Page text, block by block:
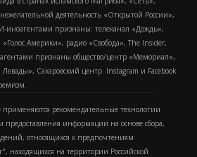
деятельность «Открытой России»,
иноагентами признаны: телеканал «Дождь»,
Америки», радио «Свобода», The Insider,
признаны общество/центр «Мемориал»,
Сахаровский центр. Instagram и Facebook
рекомендательные технологии
информации на основе сбора,
относящихся к предпочтениям
находящихся на территории Российской